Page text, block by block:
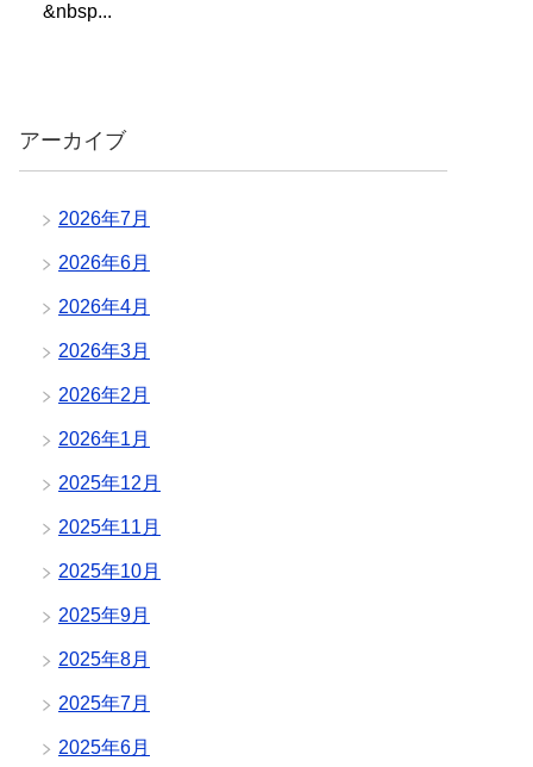
&nbsp...
アーカイブ
2026年7月
2026年6月
2026年4月
2026年3月
2026年2月
2026年1月
2025年12月
2025年11月
2025年10月
2025年9月
2025年8月
2025年7月
2025年6月